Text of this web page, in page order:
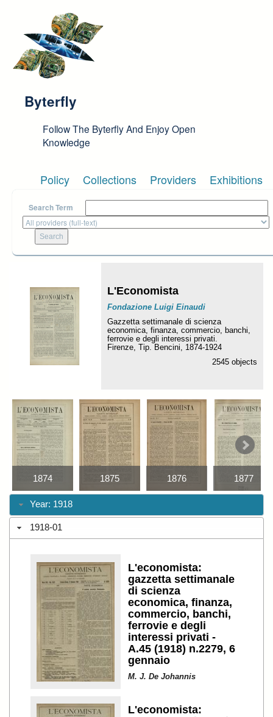
Byterfly
Follow The Byterfly And Enjoy Open
Knowledge
Policy Collections Providers Exhibitions
Search Term
L'Economista
Fondazione Luigi Einaudi
Gazzetta settimanale di scienza
economica, finanza, commercio, banchi,
ferrovie e degli interessi privati.
Firenze, Tip. Bencini, 1874-1924
2545 objects
1874 1875 1876 1877
Year: 1918
1918-01
L'economista:
gazzetta settimanale
di scienza
economica, finanza,
commercio, banchi,
ferrovie e degli
interessi privati -
A.45 (1918) n.2279, 6
gennaio
M. J. De Johannis
L'economista: